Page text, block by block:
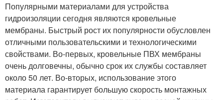
Популярными материалами для устройства
гидроизоляции сегодня являются кровельные
мембраны. Быстрый рост их популярности обусловлен
отличными пользовательскими и технологическими
свойствами. Во-первых, кровельные ПВХ мембраны
очень долговечны, обычно срок их службы составляет
около 50 лет. Во-вторых, использование этого
материала гарантирует большую скорость монтажных